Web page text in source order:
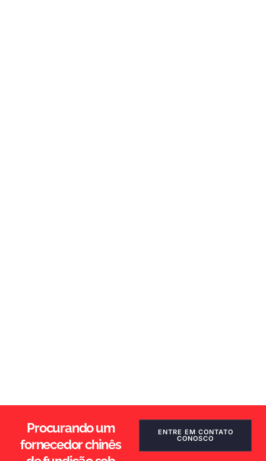
Procurando um
fornecedor chinês
ENTRE EM CONTATO
CONOSCO